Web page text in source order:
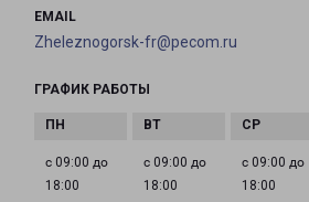
EMAIL
Zheleznogorsk-fr@pecom.ru
ГРАФИК РАБОТЫ
с 09:00 до
18:00
с 09:00 до
18:00
с 09:00 до
18:00